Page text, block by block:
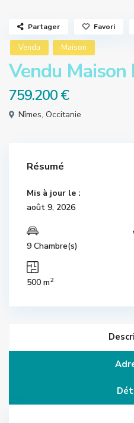
Vendu Maison
Vendu Maison
759.200 €
Nîmes, Occitanie
Partager Favori
Résumé
Mis à jour le :
août 9, 2026
9 Chambre(s)
500 m2